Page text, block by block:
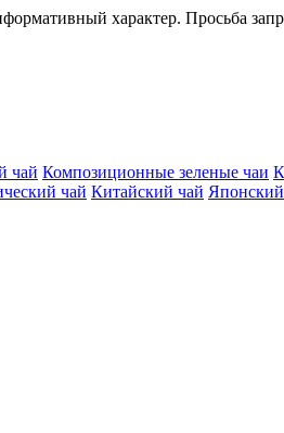
характер. Просьба
чай Композиционные зеленые чаи
чай Китайский чай